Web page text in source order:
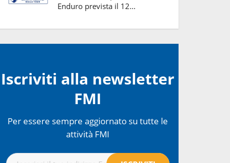
Enduro prevista il 12…
Iscriviti alla newsletter
FMI
Per essere sempre aggiornato su tutte le
attività FMI